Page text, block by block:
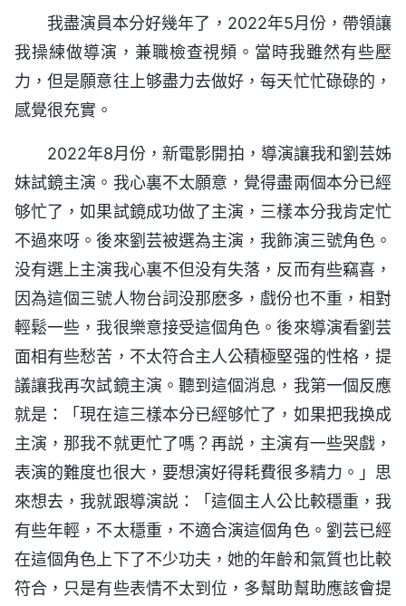
我盡演員本分好幾年了，2022年5月份，帶領讓
我操練做導演，兼職檢查視頻。當時我雖然有些壓
力，但是願意往上够盡力去做好，每天忙忙碌碌的，
感覺很充實。
2022年8月份，新電影開拍，導演讓我和劉芸姊
妹試鏡主演。我心裏不太願意，覺得盡兩個本分已經
够忙了，如果試鏡成功做了主演，三樣本分我肯定忙
不過來呀。後來劉芸被選為主演，我飾演三號角色。
没有選上主演我心裏不但没有失落，反而有些竊喜，
因為這個三號人物台詞没那麽多，戲份也不重，相對
輕鬆一些，我很樂意接受這個角色。後來導演看劉芸
面相有些愁苦，不太符合主人公積極堅强的性格，提
議讓我再次試鏡主演。聽到這個消息，我第一個反應
就是：「現在這三樣本分已經够忙了，如果把我换成
主演，那我不就更忙了嗎？再説，主演有一些哭戲，
表演的難度也很大，要想演好得耗費很多精力。」思
來想去，我就跟導演説：「這個主人公比較穩重，我
有些年輕，不太穩重，不適合演這個角色。劉芸已經
在這個角色上下了不少功夫，她的年齡和氣質也比較
符合，只是有些表情不太到位，多幫助幫助應該會提